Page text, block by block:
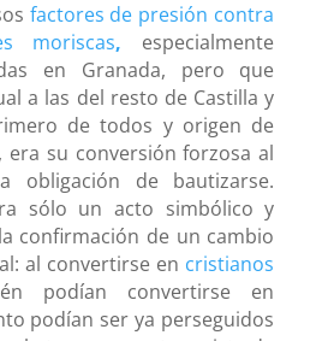
factores de presión contra
moriscas, especialmente
en Granada, pero que
a las del resto de Castilla y
de todos y origen de
era su conversión forzosa al
obligación de bautizarse.
sólo un acto simbólico y
confirmación de un cambio
al convertirse en cristianos
podían convertirse en
podían ser ya perseguidos